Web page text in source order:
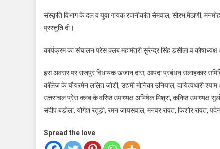
संस्कृति विभाग के दल व युवा गायक रजनीकांत सेमवाल, सौरभ मैठाणी,
प्रस्तुति दी।
कार्यक्रम का संचालन प्रेस क्लब महामंत्री सुरेन्द्र सिंह डसीला व
इस अवसर पर राजपुर विधायक खजान दास, आपदा प्रबंधन सलाहकार समिति
कॉलेज के चौयरमेन ललित जोशी, उद्यमी मोनिका उनियाल, दायित्वधारी
उत्तरांचल प्रेस क्लब के वरिष्ठ उपाध्यक्ष अभिषेक मिश्रा, कनिष्ठ उपाध्यक्ष
संदीप बडोला, योगेश रतूड़ी, रमन जायसवाल, मनवर रावत, किशोर रावत,
Spread the love